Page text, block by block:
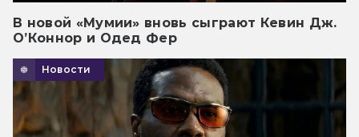
В новой «Мумии» вновь сыграют Кевин Дж.
О’Коннор и Одед Фер
Новости